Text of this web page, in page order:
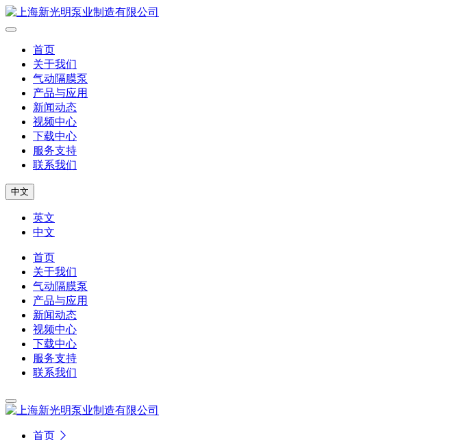
首页
关于我们
气动隔膜泵
产品与应用
新闻动态
视频中心
下载中心
服务支持
联系我们
中文
英文
中文
首页
关于我们
气动隔膜泵
产品与应用
新闻动态
视频中心
下载中心
服务支持
联系我们
首页